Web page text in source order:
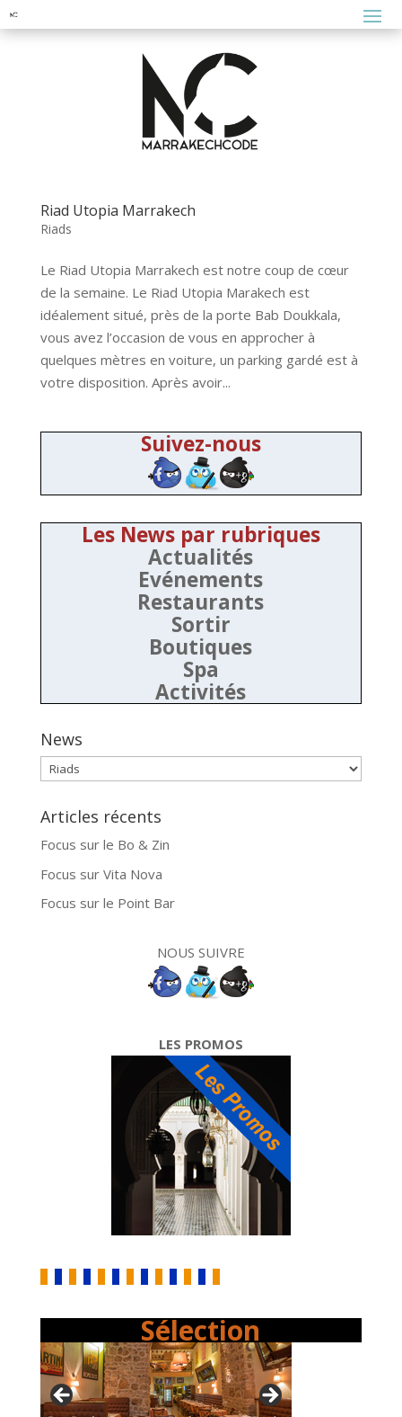
Riad Utopia Marrakech
Riads
Le Riad Utopia Marrakech est notre coup de cœur
de la semaine. Le Riad Utopia Marakech est
idéalement situé, près de la porte Bab Doukkala,
vous avez l’occasion de vous en approcher à
quelques mètres en voiture, un parking gardé est à
votre disposition. Après avoir...
Suivez-nous
Les News par rubriques
Actualités
Evénements
Restaurants
Sortir
Boutiques
Spa
Activités
News
News
Articles récents
Focus sur le Bo & Zin
Focus sur Vita Nova
Focus sur le Point Bar
NOUS SUIVRE
LES PROMOS
Sélection